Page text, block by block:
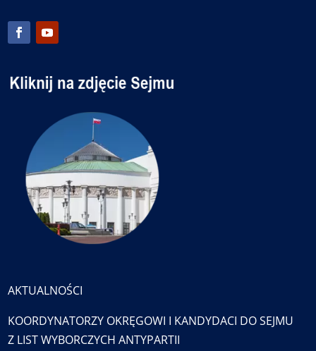
AKTUALNOŚCI
KOORDYNATORZY OKRĘGOWI I KANDYDACI DO SEJMU
Z LIST WYBORCZYCH ANTYPARTII